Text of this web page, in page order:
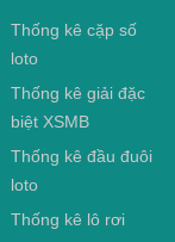
Thống kê cặp số
loto
Thống kê giải đặc
biệt XSMB
Thống kê đầu đuôi
loto
Thống kê lô rơi